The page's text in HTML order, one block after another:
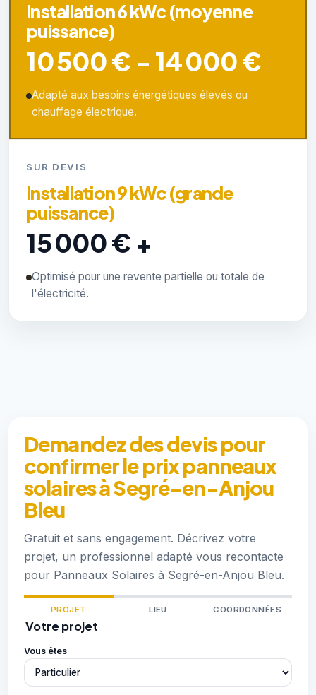
Installation 6 kWc (moyenne
puissance)
10 500 € - 14 000 €
Adapté aux besoins énergétiques élevés ou
chauffage électrique.
SUR DEVIS
Installation 9 kWc (grande
puissance)
15 000 € +
Optimisé pour une revente partielle ou totale de
l'électricité.
Demandez des devis pour
confirmer le prix panneaux
solaires à Segré-en-Anjou
Bleu
Gratuit et sans engagement. Décrivez votre
projet, un professionnel adapté vous recontacte
pour Panneaux Solaires à Segré-en-Anjou Bleu.
PROJET LIEU COORDONNÉES
Votre projet
Vous êtes